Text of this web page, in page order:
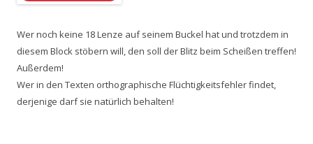
Wer noch keine 18 Lenze auf seinem Buckel hat und trotzdem in
diesem Block stöbern will, den soll der Blitz beim Scheißen treffen!
Außerdem!
Wer in den Texten orthographische Flüchtigkeitsfehler findet,
derjenige darf sie natürlich behalten!